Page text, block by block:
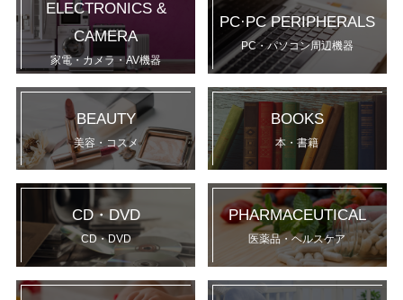
ELECTRONICS &
CAMERA
家電・カメラ・AV機器
PC·PC PERIPHERALS
PC・パソコン周辺機器
BEAUTY
美容・コスメ
BOOKS
本・書籍
CD・DVD
CD・DVD
PHARMACEUTICAL
医薬品・ヘルスケア